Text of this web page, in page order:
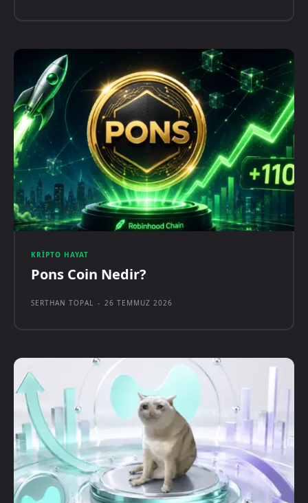
KRIPTO HAYAT
Pons Coin Nedir?
SERTHAN TOPAL - 26 TEMMUZ 2026